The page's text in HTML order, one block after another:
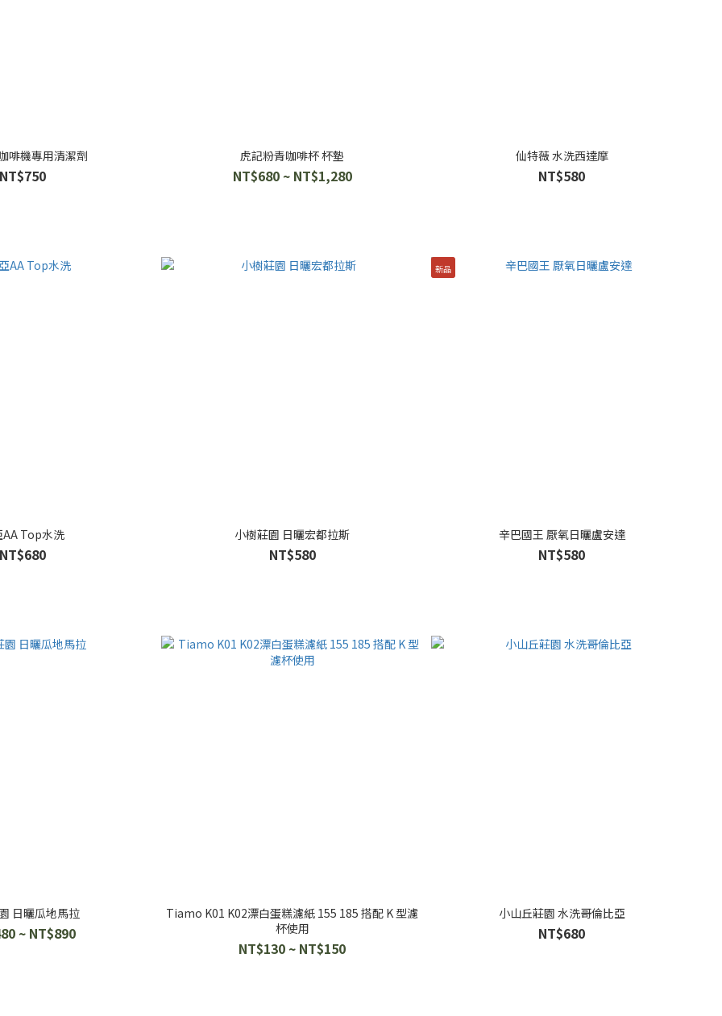
啡機專用清潔劑 虎記粉青咖啡杯 杯墊
NT$680 ~ NT$1,280
仙特薇 水洗西達摩
NT$580
AA Top水洗 小樹莊園 日曬宏都拉斯
NT$580
新品
辛巴國王 厭氧日曬盧安達
NT$580
日曬瓜地馬拉
~ NT$890
Tiamo K01 K02漂白蛋糕濾紙 155 185 搭配 K 型濾
杯使用
NT$130 ~ NT$150
小山丘莊園 水洗哥倫比亞
NT$680